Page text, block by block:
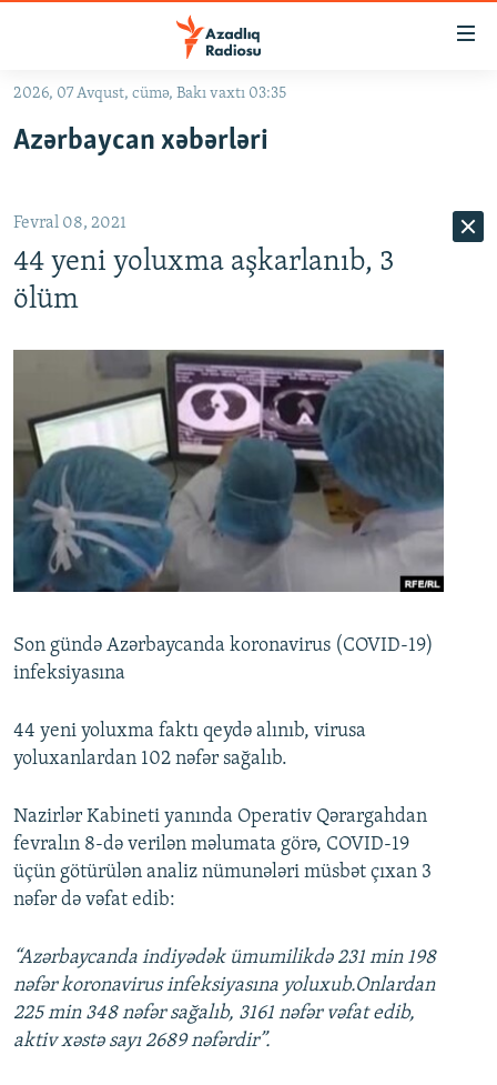
Əsas
qayıt
qayıt
Axtarışa
FƏRQƏ BAX
MULTIMEDIA
FOTOQALEREYA
İNFOQRAFIKA
KARIKATURA
RADIO ARXIV
OXU ZALI
AZƏRBAYCAN ƏDƏBIYYATI KITABXANASI
İSLAM VƏ DEMOKRATIYA
HAQQIMIZDA
MISSIYAMIZ
PEŞƏ ETIKASI VƏ JURNALISTIKA STANDARTLARIMIZ
AZADLIQRADIOSU MOBIL TELEFONUNUZDA
BIZIMLƏ ƏLAQƏ
XƏBƏR BÜLLETENLƏRIMIZ
BIZI IZLƏ
RFE/RL-in bütün saytları
2026, 07 Avqust, cümə, Bakı vaxtı 03:35
Azərbaycan xəbərləri
Fevral 08, 2021
44 yeni yoluxma aşkarlanıb, 3
ölüm
Son gündə Azərbaycanda koronavirus (COVID-19)
infeksiyasına
44 yeni yoluxma faktı qeydə alınıb, virusa
yoluxanlardan 102 nəfər sağalıb.
Nazirlər Kabineti yanında Operativ Qərargahdan
fevralın 8-də verilən məlumata görə, COVID-19
üçün götürülən analiz nümunələri müsbət çıxan 3
nəfər də vəfat edib:
“Azərbaycanda indiyədək ümumilikdə 231 min 198
nəfər koronavirus infeksiyasına yoluxub.Onlardan
225 min 348 nəfər sağalıb, 3161 nəfər vəfat edib,
aktiv xəstə sayı 2689 nəfərdir”.